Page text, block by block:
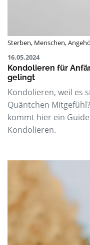
Sterben, Menschen,
16.05.2024
Kondolieren für
gelingt
Kondolieren, weil es
Quäntchen
kommt hier ein
Kondolieren.